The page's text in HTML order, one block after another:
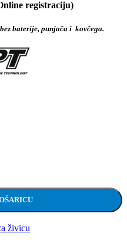
registraciju)
baterije, punjača i kovčega.
količina
živicu